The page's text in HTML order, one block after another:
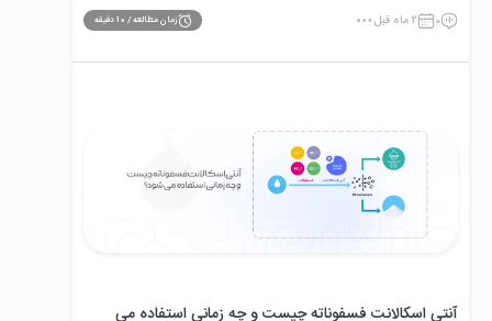
0 2 ماه قبل زمان مطالعه / 10دقیقه
آنتی‌ اسکالانت فسفوناته چیست و چه زمانی استفاده می